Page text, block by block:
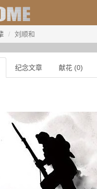
刘顺和
纪念文章 献花 (0)